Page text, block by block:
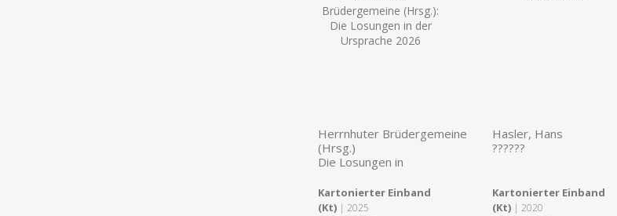
Herrnhuter Brüdergemeine
(Hrsg.)
Die Losungen in
Kartonierter Einband
(Kt)| 2025
Hasler, Hans
??????
Kartonierter Einband
(Kt) | 2020